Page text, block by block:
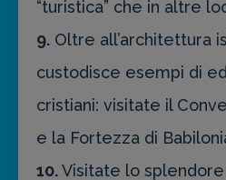
“turistica” che in altre
9. Oltre all’architettura
custodisce esempi di
cristiani: visitate il
e la Fortezza di
10.Visitate lo